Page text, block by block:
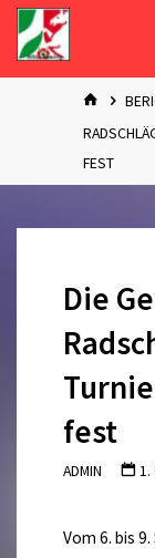
Zum
Inhalt
springen
START
FEST
Die
fest
ADMIN 1.
Vom 6. bis